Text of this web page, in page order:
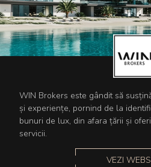
WIN Brokers este gândit să
și experiențe, pornind de la
bunuri de lux, din afara țării și
servicii.
VEZI